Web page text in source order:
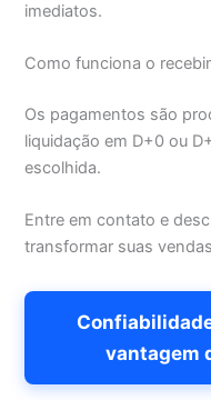
imediatos.
Como funciona o
Os pagamentos são
liquidação em D+0 ou
escolhida.
Entre em contato e
transformar suas vendas
vantagem